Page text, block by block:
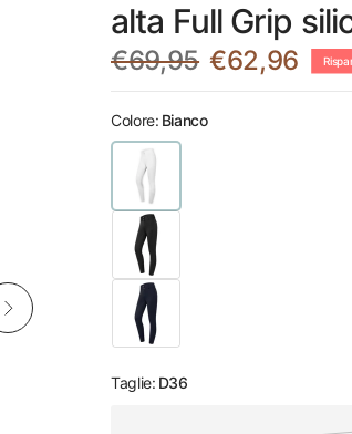
alta Full Grip
€69,95 €62,96
Colore: Bianco
Taglie: D36